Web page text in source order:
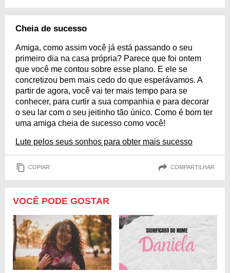
Cheia de sucesso
Amiga, como assim você já está passando o seu
primeiro dia na casa própria? Parece que foi ontem
que você me contou sobre esse plano. E ele se
concretizou bem mais cedo do que esperávamos. A
partir de agora, você vai ter mais tempo para se
conhecer, para curtir a sua companhia e para decorar
o seu lar com o seu jeitinho tão único. Como é bom ter
uma amiga cheia de sucesso como você!
Lute pelos seus sonhos para obter mais sucesso
COPIAR COMPARTILHAR
VOCÊ PODE GOSTAR